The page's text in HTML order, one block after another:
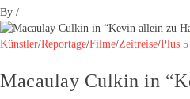
By /
Künstler/Reportage/Filme/Zeitreise/Plus 5
Macaulay Culkin in